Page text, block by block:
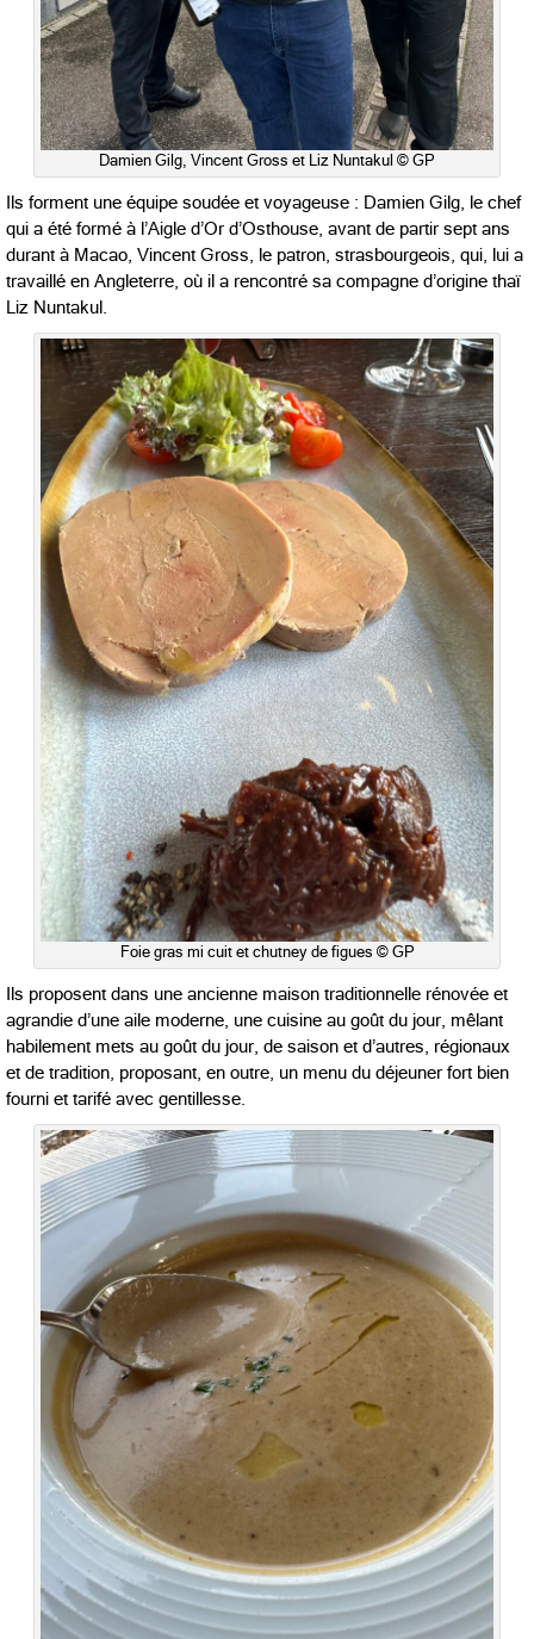
Damien Gilg, Vincent Gross et Liz Nuntakul © GP
Ils forment une équipe soudée et voyageuse : Damien Gilg, le chef
qui a été formé à l’Aigle d’Or d’Osthouse, avant de partir sept ans
durant à Macao, Vincent Gross, le patron, strasbourgeois, qui, lui a
travaillé en Angleterre, où il a rencontré sa compagne d’origine thaï
Liz Nuntakul.
Foie gras mi cuit et chutney de figues © GP
Ils proposent dans une ancienne maison traditionnelle rénovée et
agrandie d’une aile moderne, une cuisine au goût du jour, mêlant
habilement mets au goût du jour, de saison et d’autres, régionaux
et de tradition, proposant, en outre, un menu du déjeuner fort bien
fourni et tarifé avec gentillesse.